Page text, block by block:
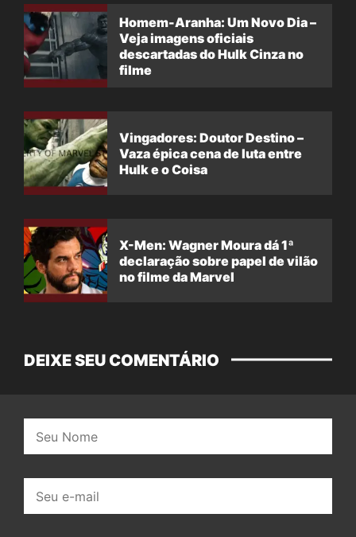
Homem-Aranha: Um Novo Dia –
Veja imagens oficiais
descartadas do Hulk Cinza no
filme
Vingadores: Doutor Destino –
Vaza épica cena de luta entre
Hulk e o Coisa
X-Men: Wagner Moura dá 1ª
declaração sobre papel de vilão
no filme da Marvel
DEIXE SEU COMENTÁRIO
mail: